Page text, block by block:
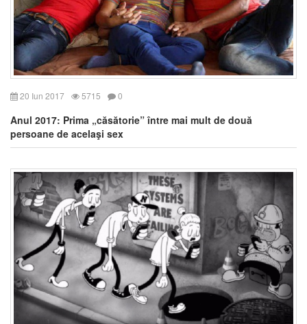
20 Iun 2017 5715 0
Anul 2017: Prima „căsătorie” între mai mult de două
persoane de acelaşi sex